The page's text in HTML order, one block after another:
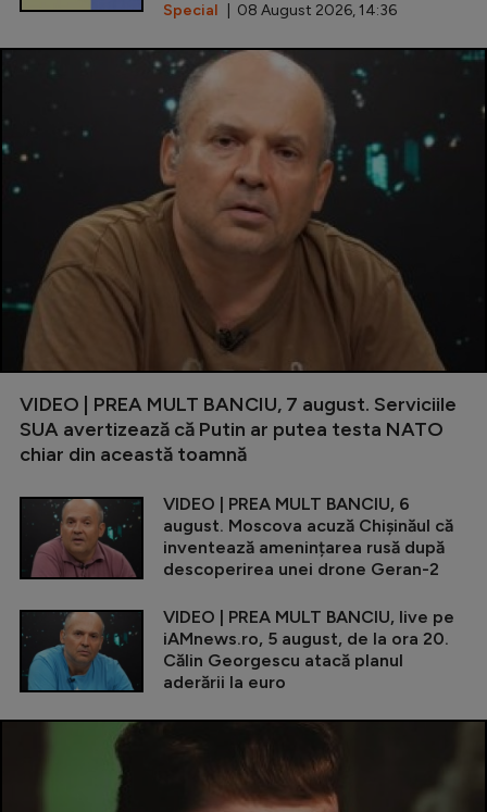
Special | 08 August 2026, 14:36
VIDEO | PREA MULT BANCIU, 7 august. Serviciile
SUA avertizează că Putin ar putea testa NATO
chiar din această toamnă
VIDEO | PREA MULT BANCIU, 6
august. Moscova acuză Chișinăul că
inventează amenințarea rusă după
descoperirea unei drone Geran-2
VIDEO | PREA MULT BANCIU, live pe
iAMnews.ro, 5 august, de la ora 20.
Călin Georgescu atacă planul
aderării la euro